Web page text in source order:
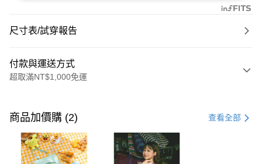
尺寸表/試穿報告
付款與運送方式
超取滿NT$1,000免運
信用卡一次付款
購物金
超商取貨付款
商品加價購 (2) 查看全部